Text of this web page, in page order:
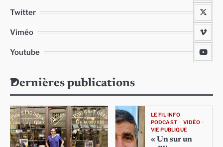
Twitter
Viméo
Youtube
Dernières publications
LE FIL INFO
PODCAST
VIDÉO
VIE PUBLIQUE
« Un sur un